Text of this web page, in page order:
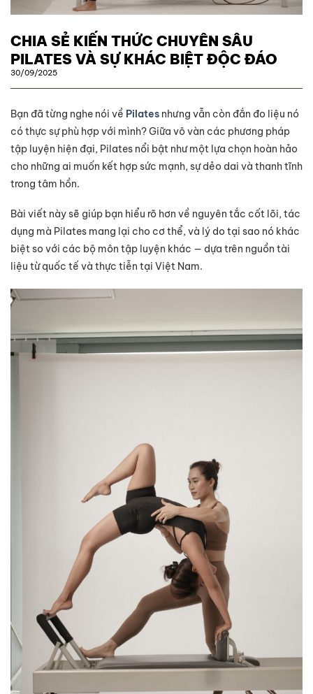
CHIA SẺ KIẾN THỨC CHUYÊN SÂU
PILATES VÀ SỰ KHÁC BIỆT ĐỘC ĐÁO
30/09/2025
Bạn đã từng nghe nói về Pilates nhưng vẫn còn đắn đo liệu nó
có thực sự phù hợp với mình? Giữa vô vàn các phương pháp
tập luyện hiện đại, Pilates nổi bật như một lựa chọn hoàn hảo
cho những ai muốn kết hợp sức mạnh, sự dẻo dai và thanh tĩnh
trong tâm hồn.
Bài viết này sẽ giúp bạn hiểu rõ hơn về nguyên tắc cốt lõi, tác
dụng mà Pilates mang lại cho cơ thể, và lý do tại sao nó khác
biệt so với các bộ môn tập luyện khác — dựa trên nguồn tài
liệu từ quốc tế và thực tiễn tại Việt Nam.